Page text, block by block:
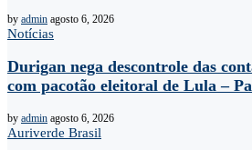
by admin agosto 6, 2026
Notícias
Durigan nega descontrole das
com pacotão eleitoral de Lula –
by admin agosto 6, 2026
Auriverde Brasil